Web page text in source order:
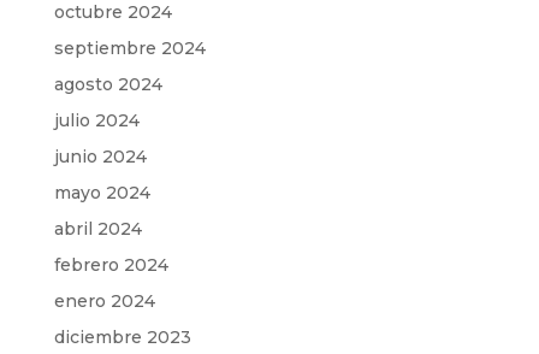
octubre 2024
septiembre 2024
agosto 2024
julio 2024
junio 2024
mayo 2024
abril 2024
febrero 2024
enero 2024
diciembre 2023